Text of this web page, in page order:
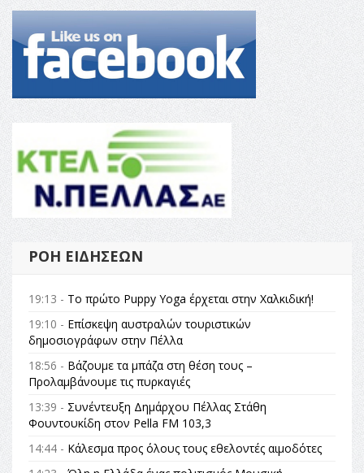
ΡΟΉ ΕΙΔΉΣΕΩΝ
19:13 - Το πρώτο Puppy Yoga έρχεται στην Χαλκιδική!
19:10 - Επίσκεψη αυστραλών τουριστικών
δημοσιογράφων στην Πέλλα
18:56 - Βάζουμε τα μπάζα στη θέση τους –
Προλαμβάνουμε τις πυρκαγιές
13:39 - Συνέντευξη Δημάρχου Πέλλας Στάθη
Φουντουκίδη στον Pella FM 103,3
14:44 - Κάλεσμα προς όλους τους εθελοντές αιμοδότες